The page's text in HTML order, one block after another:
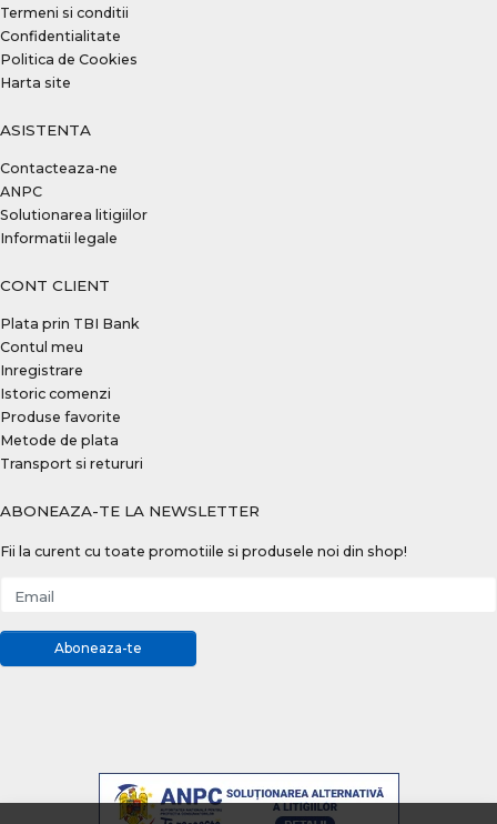
Termeni si conditii
Confidentialitate
Politica de Cookies
Harta site
ASISTENTA
Contacteaza-ne
ANPC
Solutionarea litigiilor
Informatii legale
CONT CLIENT
Plata prin TBI Bank
Contul meu
Inregistrare
Istoric comenzi
Produse favorite
Metode de plata
Transport si retururi
ABONEAZA-TE LA NEWSLETTER
Fii la curent cu toate promotiile si produsele noi din shop!
Email
Aboneaza-te